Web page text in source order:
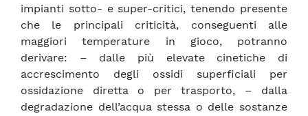
impianti sotto- e super-critici, tenendo presente
che le principali criticità, conseguenti alle
maggiori temperature in gioco, potranno
derivare: – dalle più elevate cinetiche di
accrescimento degli ossidi superficiali per
ossidazione diretta o per trasporto, – dalla
degradazione dell’acqua stessa o delle sostanze